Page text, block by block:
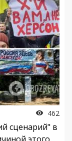
462
сценарий" в